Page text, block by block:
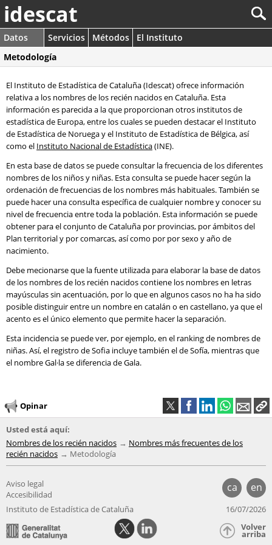
idescat
Datos Servicios Métodos
El Instituto
Metodología
El Instituto de Estadística de Cataluña (Idescat) ofrece información
relativa a los nombres de los recién nacidos en Cataluña. Esta
información es parecida a la que proporcionan otros institutos de
estadística de Europa, entre los cuales se pueden destacar el Instituto
de Estadística de Noruega y el Instituto de Estadística de Bélgica, así
como el Instituto Nacional de Estadística(INE).
En esta base de datos se puede consultar la frecuencia de los diferentes
nombres de los niños y niñas. Esta consulta se puede hacer según la
ordenación de frecuencias de los nombres más habituales. También se
puede hacer una consulta específica de cualquier nombre y conocer su
nivel de frecuencia entre toda la población. Esta información se puede
obtener para el conjunto de Cataluña por provincias, por ámbitos del
Plan territorial y por comarcas, así como por por sexo y año de
nacimiento.
Debe mecionarse que la fuente utilizada para elaborar la base de datos
de los nombres de los recién nacidos contiene los nombres en letras
mayúsculas sin acentuación, por lo que en algunos casos no ha ha sido
posible distinguir entre un nombre en catalán o en castellano, ya que el
acento es el único elemento que permite hacer la separación.
Esta incidencia se puede ver, por ejemplo, en el ranking de nombres de
niñas. Así, el registro de Sofia incluye también el de Sofía, mientras que
el nombre Gal·la se diferencia de Gala.
Opinar
Usted está aquí:
Nombres de los recién nacidos
Nombres más frecuentes de los
recién nacidos
Metodología
ca en
Aviso legal
Accesibilidad
Instituto de Estadística de Cataluña
16/07/2026
Volver
arriba